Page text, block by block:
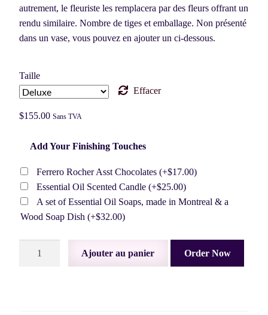
autrement, le fleuriste les remplacera par des fleurs offrant un
rendu similaire. Nombre de tiges et emballage. Non présenté
dans un vase, vous pouvez en ajouter un ci-dessous.
Taille
Effacer
$155.00 Sans TVA
Add Your Finishing Touches
Ferrero Rocher Asst Chocolates(+$17.00)
Essential Oil Scented Candle(+$25.00)
A set of Essential Oil Soaps, made in Montreal & a
Wood Soap Dish (+$32.00)
Ajouter au panier Order Now